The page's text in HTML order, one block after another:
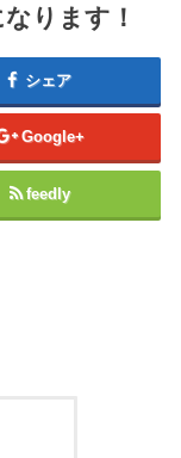
ります！
シェア
Google+
feedly